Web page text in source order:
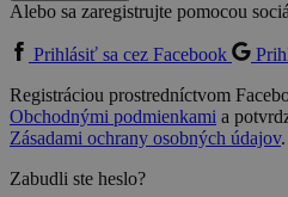
Alebo sa zaregistrujte pomocou
Prihlásiť sa cez Facebook
Registráciou prostredníctvom
Obchodnými podmienkami a
Zásadami ochrany osobných údajov.
Zabudli ste heslo?